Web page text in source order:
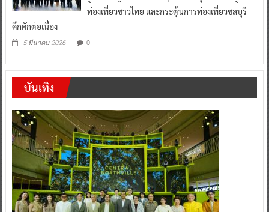
ท่องเที่ยวชาวไทย และกระตุ้นการท่องเที่ยวชลบุรี
คึกคักต่อเนื่อง
5 มีนาคม 2026 0
บันเทิง